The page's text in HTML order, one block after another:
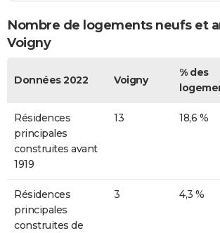
Nombre de logements neufs et
Voigny
Données 2022 Voigny
% des
Résidences
principales
construites avant
1919
13 18,6 %
Résidences
principales
construites de
3 4,3 %